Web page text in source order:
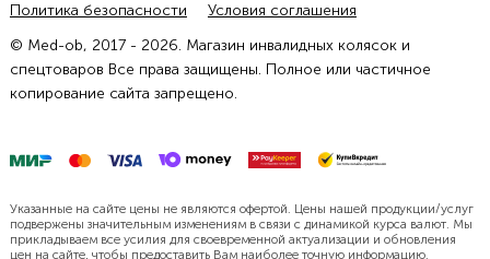
Политика безопасности
Условия соглашения
© Med-ob, 2017 - 2026. Магазин инвалидных колясок и
спецтоваров Все права защищены. Полное или частичное
копирование сайта запрещено.
Указанные на сайте цены не являются офертой. Цены нашей продукции/услуг
подвержены значительным изменениям в связи с динамикой курса валют. Мы
прикладываем все усилия для своевременной актуализации и обновления
цен на сайте, чтобы предоставить Вам наиболее точную информацию.